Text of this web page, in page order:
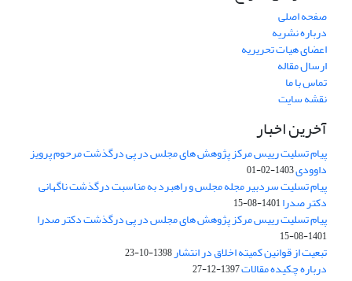
صفحه اصلی
درباره نشریه
اعضای هیات تحریریه
ارسال مقاله
تماس با ما
نقشه سایت
آخرین اخبار
پیام تسلیت رییس مرکز پژوهش های مجلس در پی درگذشت مرحوم پرویز
داوودی1403-02-01
پیام تسلیت سردبیر مجله مجلس و راهبرد به مناسبت درگذشت ناگهانی
دکتر صدرا1401-08-15
پیام تسلیت رییس مرکز پژوهش های مجلس در پی درگذشت دکتر صدرا
1401-08-15
تبعیت از قوانین کمیته اخلاق در انتشار1398-10-23
درباره چکیده مقالات1397-12-27